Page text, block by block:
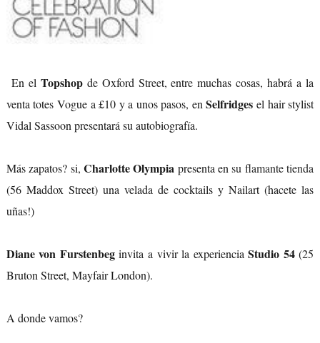
En el Topshopde Oxford Street, entre muchas cosas, habrá a la
venta totes Vogue a£10 y a unos pasos, enSelfridges el hair stylist
Vidal Sassoon presentará su autobiografía.
Más zapatos? si, Charlotte Olympia presenta ensu flamante tienda
(56 Maddox Street) una velada de cocktails y Nailart (hacete las
uñas!)
Diane von Furstenbeginvitaa vivir la experienciaStudio 54 (25
Bruton Street, Mayfair London).
A donde vamos?